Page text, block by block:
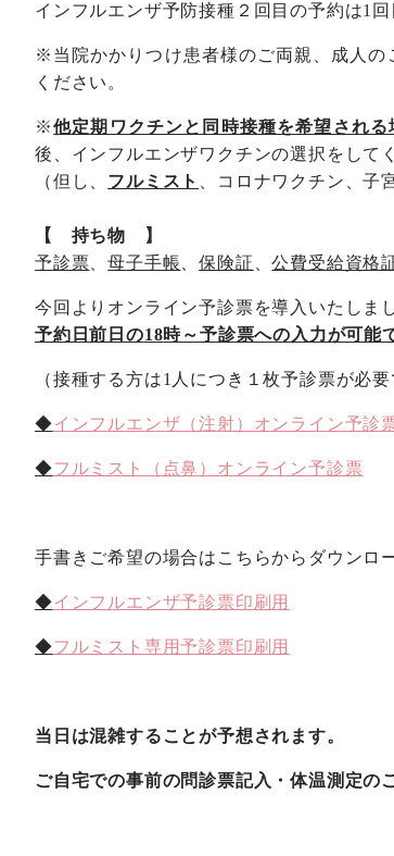
インフルエンザ予防接種２回目の予約は1
※当院かかりつけ患者様のご両親、成人の
ください。
※他定期ワクチンと同時接種を希望される
後、インフルエンザワクチンの選択をして
（但し、 フルミスト 、コロナワクチン、子
【 持ち物 】
予診票 、母子手帳 、保険証 、公費受給資格
今回よりオンライン予診票を導入いたしま
予約日前日の18時～予診票への入力が可能
（接種する方は1 人につき１枚予診票が必要
◆インフルエンザ（注射）オンライン予診
◆フルミスト（点鼻）オンライン予診票
手書きご希望の場合はこちらからダウンロ
◆インフルエンザ予診票印刷用
◆フルミスト専用予診票印刷用
当日は混雑することが予想されます。
ご自宅での事前の問診票記入・体温測定の